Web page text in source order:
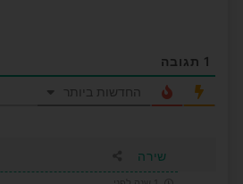
1 תגובה
החדשות ביותר
שירה